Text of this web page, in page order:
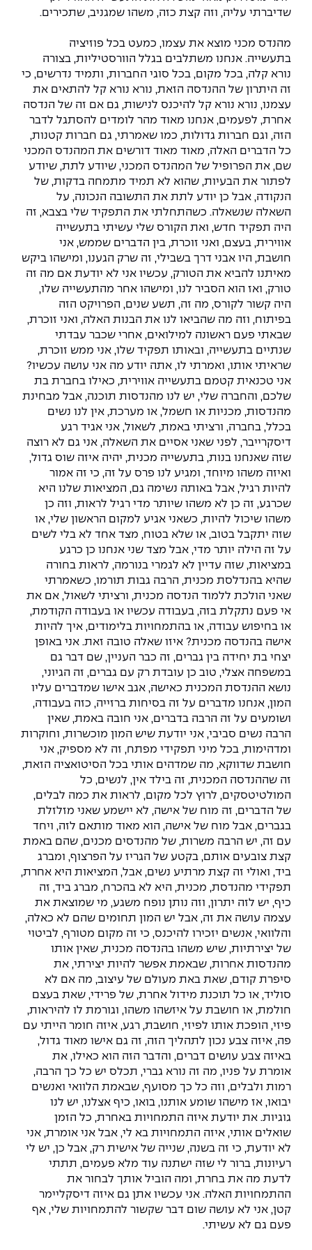
שדיברתי עליה, וזה קצת כזה, משהו שמגניב, שתכירים.
מהנדס מכני מוצא את עצמו, כמעט בכל פוזיציה
בתעשייה. אנחנו משתלבים בגלל הוורסטיליות, בצורה
נורא קלה, בכל מקום, בכל סוגי החברות, ותמיד נדרשים, כי
זה היתרון של ההנדסה הזאת, נורא נורא קל להתאים את
עצמנו, נורא נורא קל להיכנס לנישות, גם אם זה של הנדסה
אחרת, לפעמים, אנחנו מאוד מהר לומדים להסתגל לדבר
הזה, וגם חברות גדולות, כמו שאמרתי, גם חברות קטנות,
כל הדברים האלה, מאוד מאוד דורשים את המהנדס המכני
שם, את הפרופיל של המהנדס המכני, שיודע לתת, שיודע
לפתור את הבעיות, שהוא לא תמיד מתמחה בדקות, של
הנקודה, אבל כן יודע לתת את התשובה הנכונה, על
השאלה שנשאלה. כשהתחלתי את התפקיד שלי בצבא, זה
היה תפקיד חדש, ואת הקורס שלי עשיתי בתעשייה
אווירית, בעצם, ואני זוכרת, בין הדברים שממש, אני
חושבת, היו אבני דרך בשבילי, זה שרק הגענו, ומישהו ביקש
מאיתנו להביא את הטורק, עכשיו אני לא יודעת אם מה זה
טורק, ואז הוא הסביר לנו, ומישהו אחר מהתעשייה שלו,
היה קשור לקורס, מה זה, תשע שנים, הפרויקט הזה
בפיתוח, וזה מה שהביאו לנו את הבנות האלה, ואני זוכרת,
שבאתי פעם ראשונה למילואים, אחרי שכבר עבדתי
שנתיים בתעשייה, ובאותו תפקיד שלו, אני ממש זוכרת,
שראיתי אותו, ואמרתי לו, אתה יודע מה אני עושה עכשיו?
אני טכנאית קטמם בתעשייה אווירית, כאילו בחברת בת
שלכם, והחברה שלי, יש לנו מהנדסות תוכנה, אבל מבחינת
מהנדסות, מכניות או חשמל, או מערכת, אין לנו נשים
בכלל, בחברה, ורציתי באמת, לשאול, אני אגיד רגע
דיסקרייבר, לפני שאני אסיים את השאלה, אני גם לא רוצה
שזה שאנחנו בנות, בתעשייה מכנית, יהיה איזה שוס גדול,
ואיזה משהו מיוחד, ומגיע לנו פרס על זה, כי זה אמור
להיות רגיל, אבל באותה נשימה גם, המציאות שלנו היא
שכרגע, זה כן לא משהו שיותר מדי רגיל לראות, וזה כן
משהו שיכול להיות, כשאני אגיע למקום הראשון שלי, או
שזה יתקבל בטוב, או שלא בטוח, מצד אחד לא בלי לשים
על זה הילה יותר מדי, אבל מצד שני אנחנו כן כרגע
במציאות, שזה עדיין לא לגמרי בנורמה, לראות בחורה
שהיא בהנדלסת מכנית, הרבה גבות תורמו, כשאמרתי
שאני הולכת ללמוד הנדסה מכנית, ורציתי לשאול, אם את
אי פעם נתקלת בזה, בעבודה עכשיו או בעבודה הקודמת,
או בחיפוש עבודה, או בהתמחויות בלימודים, איך להיות
אישה בהנדסה מכנית? איזו שאלה טובה זאת. אני באופן
יצחי בת יחידה בין גברים, זה כבר העניין, שם דבר גם
במשפחה אצלי, טוב כן עובדת רק עם גברים, זה הגיוני,
נושא ההנדסת המכנית כאישה, אגב אישו שמדברים עליו
המון, אנחנו מדברים על זה בסיחות ברזייה, כזה בעבודה,
ושומעים על זה הרבה בדברים, אני חובה באמת, שאין
הרבה נשים סביבי, אני יודעת שיש המון מוכשרות, וחוקרות
ומדהימות, בכל מיני תפקידי מפתח, זה לא מספיק, אני
חושבת שדווקא, מה שמדהים אותי בכל הסיטואציה הזאת,
זה שההנדסה המכנית, זה בילד אין, לנשים, כל
המולטיטסקים, לרוץ לכל מקום, לראות את כמה לבלים,
של הדברים, זה מוח של אישה, לא יישמע שאני מזלזלת
בגברים, אבל מוח של אישה, הוא מאוד מותאם לזה, ויחד
עם זה, יש הרבה משרות, של מהנדסים מכנים, שהם באמת
קצת צובעים אותם, בקטע של הגריז על הפרצוף, ומברג
ביד, ואולי זה קצת מרתיע נשים, אבל, המציאות היא אחרת,
תפקידי מהנדסת, מכנית, היא לא בהכרח, מברג ביד, זה
כיף, יש לזה יתרון, וזה נותן נופח משגע, מי שמוצאת את
עצמה עושה את זה, אבל יש המון תחומים שהם לא כאלה,
והלוואי, אנשים יזכירו להיכנס, כי זה מקום מטורף, לביטוי
של יצירתיות, שיש משהו בהנדסה מכנית, שאין אותו
מהנדסות אחרות, שבאמת אפשר להיות יצירתי, את
סיפרת קודם, שאת באת מעולם של עיצוב, מה אם לא
סוליד, או כל תוכנת מידול אחרת, של פרידי, שאת בעצם
חולמת, או חושבת על איזשהו משהו, וגורמת לו להיראות,
פיזי, הופכת אותו לפיזי, חושבת, רגע, איזה חומר הייתי עם
פה, איזה צבע נכון לתהליך הזה, זה גם אישו מאוד גדול,
באיזה צבע עושים דברים, והדבר הזה הוא כאילו, את
אומרת על פניו, מה זה נורא גברי, תכלס יש כל כך הרבה,
רמות ולבלים, וזה כל כך מסועף, שבאמת הלוואי ואנשים
יבואו, אז מישהו שומע אותנו, בואו, כיף אצלנו, יש לנו
גוגיות. את יודעת איזה התמחויות באחרת, כל הזמן
שואלים אותי, איזה התמחויות בא לי, אבל אני אומרת, אני
לא יודעת, כי זה בשנה, שנייה של אישית רק, אבל כן, יש לי
רעיונות, ברור לי שזה ישתנה עוד מלא פעמים, תתתי
לדעת מה את בחרת, ומה הוביל אותך לבחור את
ההתמחויות האלה. אני עכשיו אתן גם איזה דיסקליימר
קטן, אני לא עושה שום דבר שקשור להתמחויות שלי, אף
פעם גם לא עשיתי.